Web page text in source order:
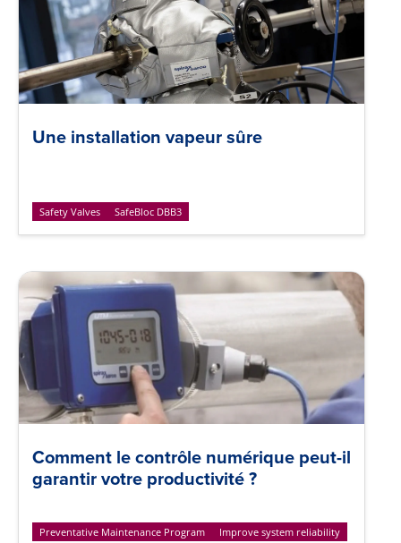
Une installation vapeur sûre
Safety Valves SafeBloc DBB3
Comment le contrôle numérique peut-il
garantir votre productivité ?
Preventative Maintenance Program Improve system reliability